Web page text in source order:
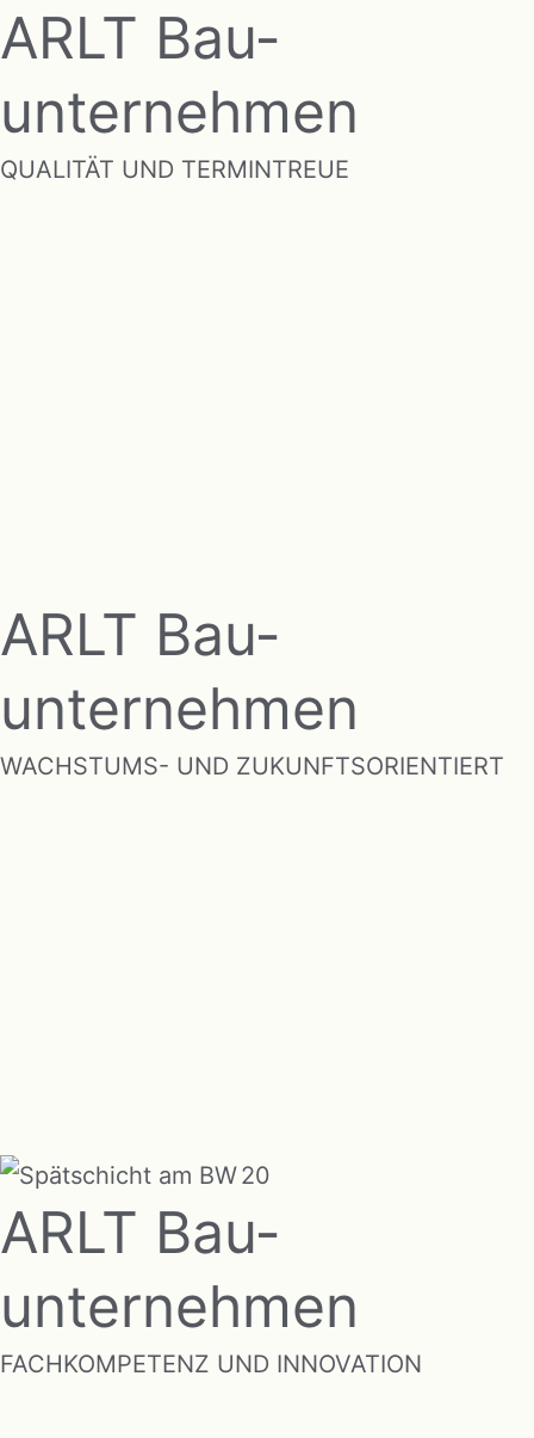
ARLT Bau­­
unternehmen
QUALITÄT UND TERMINTREUE
ARLT Bau­
unternehmen
WACHSTUMS- UND ZUKUNFTSORIENTIERT
ARLT Bau­
unternehmen
FACHKOMPETENZ UND INNOVATION